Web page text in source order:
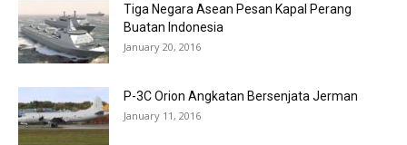
Tiga Negara Asean Pesan Kapal Perang
Buatan Indonesia
January 20, 2016
P-3C Orion Angkatan Bersenjata Jerman
January 11, 2016